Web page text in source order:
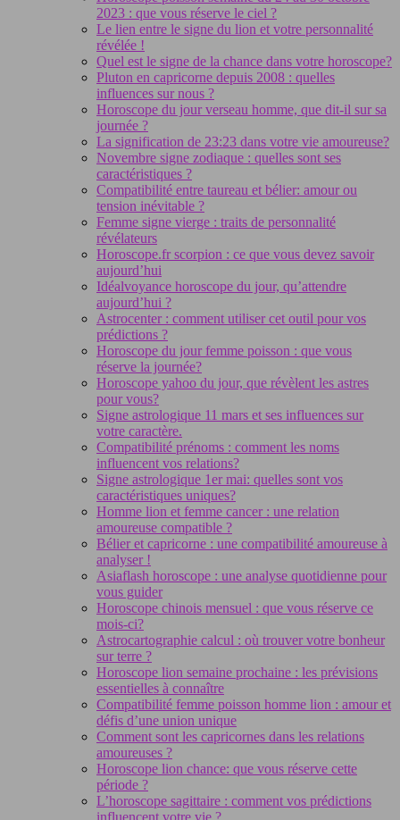
2023 : que vous réserve le ciel ?
Le lien entre le signe du lion et votre personnalité
révélée !
Quel est le signe de la chance dans votre horoscope?
Pluton en capricorne depuis 2008 : quelles
influences sur nous ?
Horoscope du jour verseau homme, que dit-il sur sa
journée ?
La signification de 23:23 dans votre vie amoureuse?
Novembre signe zodiaque : quelles sont ses
caractéristiques ?
Compatibilité entre taureau et bélier: amour ou
tension inévitable ?
Femme signe vierge : traits de personnalité
révélateurs
Horoscope.fr scorpion : ce que vous devez savoir
aujourd’hui
Idéalvoyance horoscope du jour, qu’attendre
aujourd’hui ?
Astrocenter : comment utiliser cet outil pour vos
prédictions ?
Horoscope du jour femme poisson : que vous
réserve la journée?
Horoscope yahoo du jour, que révèlent les astres
pour vous?
Signe astrologique 11 mars et ses influences sur
votre caractère.
Compatibilité prénoms : comment les noms
influencent vos relations?
Signe astrologique 1er mai: quelles sont vos
caractéristiques uniques?
Homme lion et femme cancer : une relation
amoureuse compatible ?
Bélier et capricorne : une compatibilité amoureuse à
analyser !
Asiaflash horoscope : une analyse quotidienne pour
vous guider
Horoscope chinois mensuel : que vous réserve ce
mois-ci?
Astrocartographie calcul : où trouver votre bonheur
sur terre ?
Horoscope lion semaine prochaine : les prévisions
essentielles à connaître
Compatibilité femme poisson homme lion : amour et
défis d’une union unique
Comment sont les capricornes dans les relations
amoureuses ?
Horoscope lion chance: que vous réserve cette
période ?
L’horoscope sagittaire : comment vos prédictions